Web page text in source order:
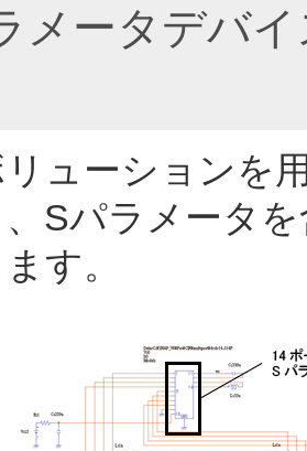
メータデバ
リューションを
Sパラメータ
す。